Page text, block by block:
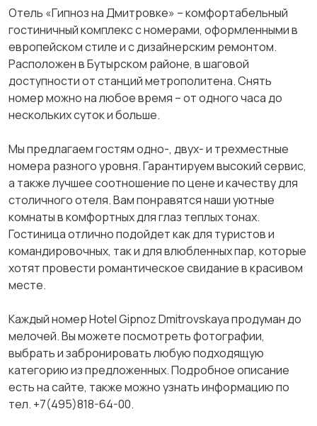
Отель «Гипноз на Дмитровке» – комфортабельный
гостиничный комплекс с номерами, оформленными в
европейском стиле и с дизайнерским ремонтом.
Расположен в Бутырском районе, в шаговой
доступности от станций метрополитена. Снять
номер можно на любое время – от одного часа до
нескольких суток и больше.
Мы предлагаем гостям одно-, двух- и трехместные
номера разного уровня. Гарантируем высокий сервис,
а также лучшее соотношение по цене и качеству для
столичного отеля. Вам понравятся наши уютные
комнаты в комфортных для глаз теплых тонах.
Гостиница отлично подойдет как для туристов и
командировочных, так и для влюбленных пар, которые
хотят провести романтическое свидание в красивом
месте.
Каждый номер Hotel Gipnoz Dmitrovskaya продуман до
мелочей. Вы можете посмотреть фотографии,
выбрать и забронировать любую подходящую
категорию из предложенных. Подробное описание
есть на сайте, также можно узнать информацию по
тел. +7(495)818-64-00.